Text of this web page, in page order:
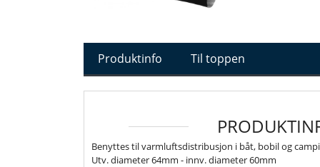
Produktinfo Til toppen
Benyttes til varmluftsdistribusjon i båt, bobil og
Utv. diameter 64mm - innv. diameter 60mm